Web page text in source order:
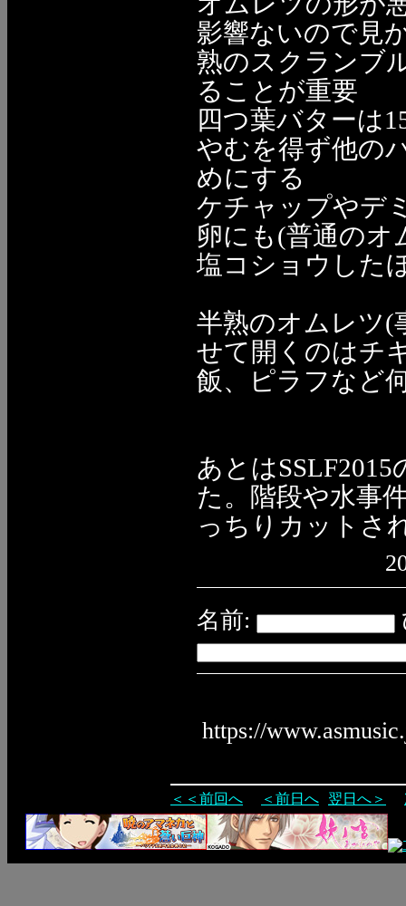
影響ないので見
熟のスクランブ
ることが重要
四つ葉バターは
やむを得ず他の
めにする
ケチャップやデ
卵にも(普通のオ
塩コショウした
半熟のオムレツ(
せて開くのはチ
飯、ピラフなど
あとは
た。階段や水事
っちりカットさ
名前:
https://
＜＜前回へ ＜前日へ 翌日へ＞